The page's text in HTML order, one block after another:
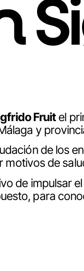
Fruitel
y
de los
de
de impulsar
para